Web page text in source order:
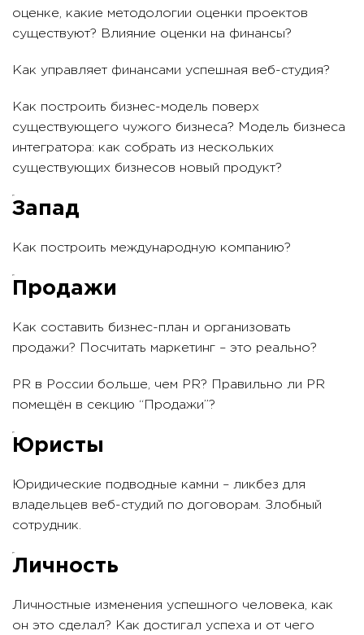
оценке, какие методологии оценки проектов
существуют? Влияние оценки на финансы?
Как управляет финансами успешная веб-студия?
Как построить бизнес-модель поверх
существующего чужого бизнеса? Модель бизнеса
интегратора: как собрать из нескольких
существующих бизнесов новый продукт?
Запад
Как построить международную компанию?
Продажи
Как составить бизнес-план и организовать
продажи? Посчитать маркетинг – это реально?
PR в России больше, чем PR? Правильно ли PR
помещён в секцию “Продажи”?
Юристы
Юридические подводные камни – ликбез для
владельцев веб-студий по договорам. Злобный
сотрудник.
Личность
Личностные изменения успешного человека, как
он это сделал? Как достигал успеха и от чего